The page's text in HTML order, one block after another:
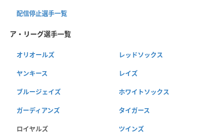
配信停止選手一覧
ア・リーグ選手一覧
オリオールズ レッドソックス
ヤンキース レイズ
ブルージェイズ ホワイトソックス
ガーディアンズ タイガース
ロイヤルズ ツインズ